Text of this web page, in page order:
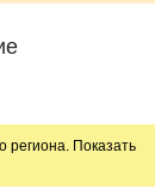
региона. Показать